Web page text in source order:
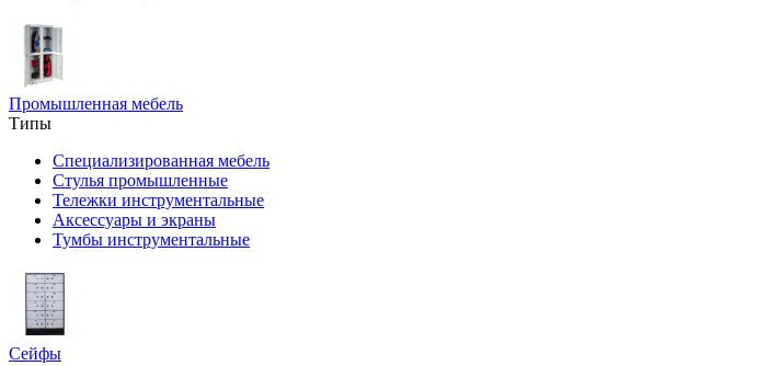
Промышленная мебель
Типы
Специализированная мебель
Стулья промышленные
Тележки инструментальные
Аксессуары и экраны
Тумбы инструментальные
Сейфы